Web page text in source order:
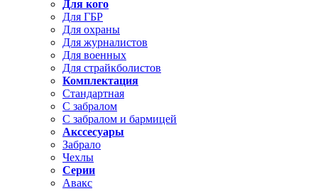
Для кого
Для ГБР
Для охраны
Для журналистов
Для военных
Для страйкболистов
Комплектация
Стандартная
С забралом
С забралом и бармицей
Акссесуары
Забрало
Чехлы
Серии
Авакс